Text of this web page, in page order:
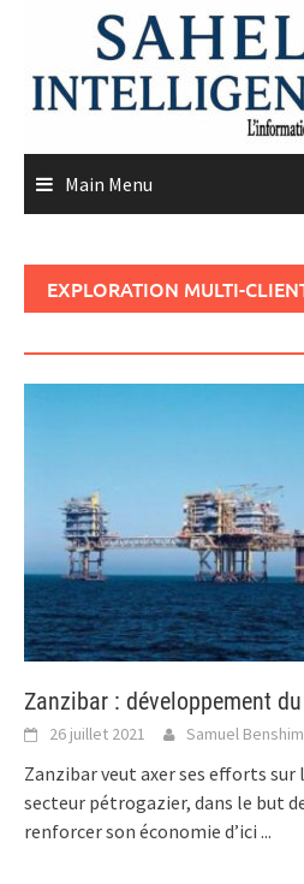
content
Main Menu
EXPLORATION MULTI-
Zanzibar : développement
26 juillet 2021 Samuel
Zanzibar veut axer ses efforts
secteur pétrogazier, dans le but
renforcer son économie d’ici ...